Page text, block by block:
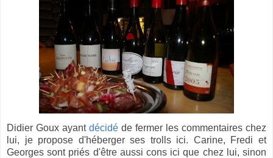
Didier Goux ayant décidé de fermer les commentaires chez
lui, je propose d'héberger ses trolls ici. Carine, Fredi et
Georges sont priés d'être aussi cons ici que chez lui, sinon